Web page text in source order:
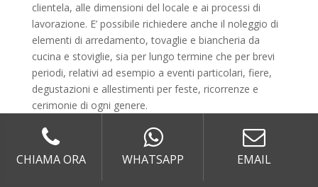
clientela, alle dimensioni del locale e ai processi di
lavorazione. E’ possibile richiedere anche il noleggio di
elementi di arredamento, tovaglie e biancheria da
cucina e stoviglie, sia per lungo termine che per brevi
periodi, relativi ad esempio a eventi particolari, fiere,
degustazioni e allestimenti per feste, ricorrenze e
cerimonie di ogni genere.
Noleggio di attrezzature
settimanale o a breve termine
CHIAMA ORA WHATSAPP EMAIL